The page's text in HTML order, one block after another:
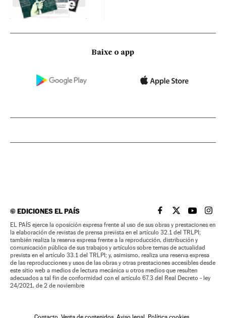
Baixe o app
©EDICIONES EL PAÍS EL PAÍS BRASIL EN
EL PAÍSEL PAÍS
EL
EL PAÍS ejerce la oposición expresa frente al uso de sus obras y prestaciones en
la elaboración de revistas de prensa prevista en el artículo 32.1 del TRLPI;
también realiza la reserva expresa frente a la reproducción, distribución y
comunicación pública de sus trabajos y artículos sobre temas de actualidad
prevista en el artículo 33.1 del TRLPI; y, asimismo, realiza una reserva expresa
de las reproducciones y usos de las obras y otras prestaciones accesibles desde
este sitio web a medios de lectura mecánica u otros medios que resulten
adecuados a tal fin de conformidad con el artículo 67.3 del Real Decreto - ley
24/2021, de 2 de noviembre